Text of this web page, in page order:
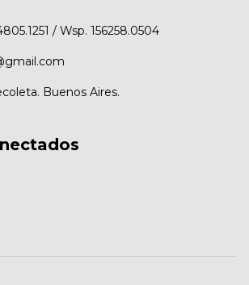
/ Wsp. 156258.0504
Buenos Aires.